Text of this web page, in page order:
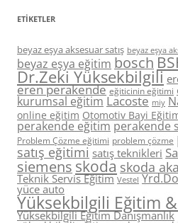
ETIKETLER
beyaz eşya aksesuar satış beyaz eşya
beyaz eşya eğitim bosch
Dr.Zeki Yüksekbilgili
eren perakende eğiticinin eğitimi
kurumsal eğitim Lacoste miy
online eğitim Otomotiv Bayi
perakende eğitim perakende
Problem Çözme eğitimi problem çözme
satış eğitimi satış teknikleri
siemens skoda skoda
Teknik Servis Eğitim Vestel
yüce auto
Yüksekbilgili Eğitim
Yüksekbilgili Eğitim Danışmanlık